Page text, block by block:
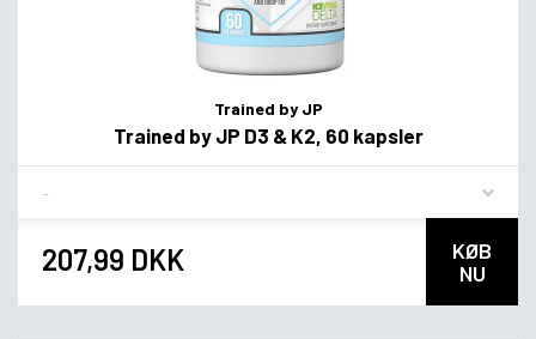
Trained by JP
Trained by JP D3 & K2, 60 kapsler
207,99 DKK
KØB
NU